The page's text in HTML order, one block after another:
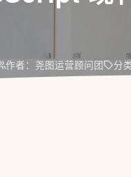
作者：尧图运营顾问团 分